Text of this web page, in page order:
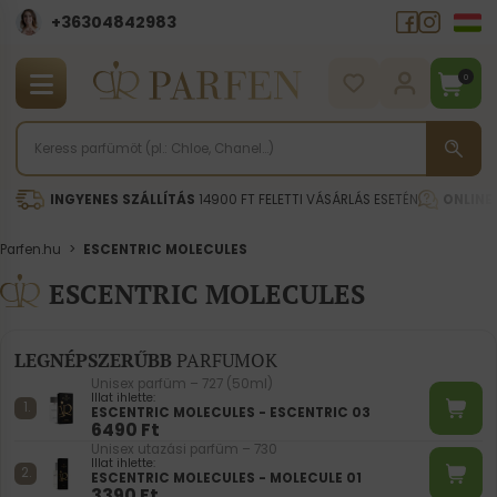
+36304842983
0
INGYENES SZÁLLÍTÁS 14900 FT FELETTI VÁSÁRLÁS ESETÉN
Parfen.hu > ESCENTRIC MOLECULES
ESCENTRIC MOLECULES
LEGNÉPSZERŰBB PARFUMOK
Unisex parfüm – 727 (50ml)
Illat ihlette:
ESCENTRIC MOLECULES - ESCENTRIC 03
6490 Ft
Unisex utazási parfüm – 730
Illat ihlette:
ESCENTRIC MOLECULES - MOLECULE 01